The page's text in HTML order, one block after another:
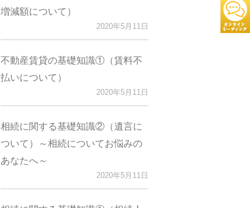
増減額について）
2020年5月11日
不動産賃貸の基礎知識①（賃料不
払いについて）
2020年5月11日
相続に関する基礎知識②（遺言に
ついて）～相続についてお悩みの
あなたへ～
2020年5月11日